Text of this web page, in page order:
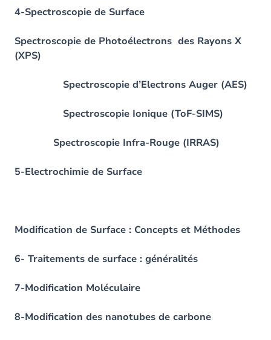
4-Spectroscopie de Surface
Spectroscopie de Photoélectrons des Rayons X
(XPS)
Spectroscopie d’Electrons Auger (AES)
Spectroscopie Ionique (ToF-SIMS)
Spectroscopie Infra-Rouge (IRRAS)
5-Electrochimie de Surface
Modification de Surface : Concepts et Méthodes
6- Traitements de surface : généralités
7-Modification Moléculaire
8-Modification des nanotubes de carbone